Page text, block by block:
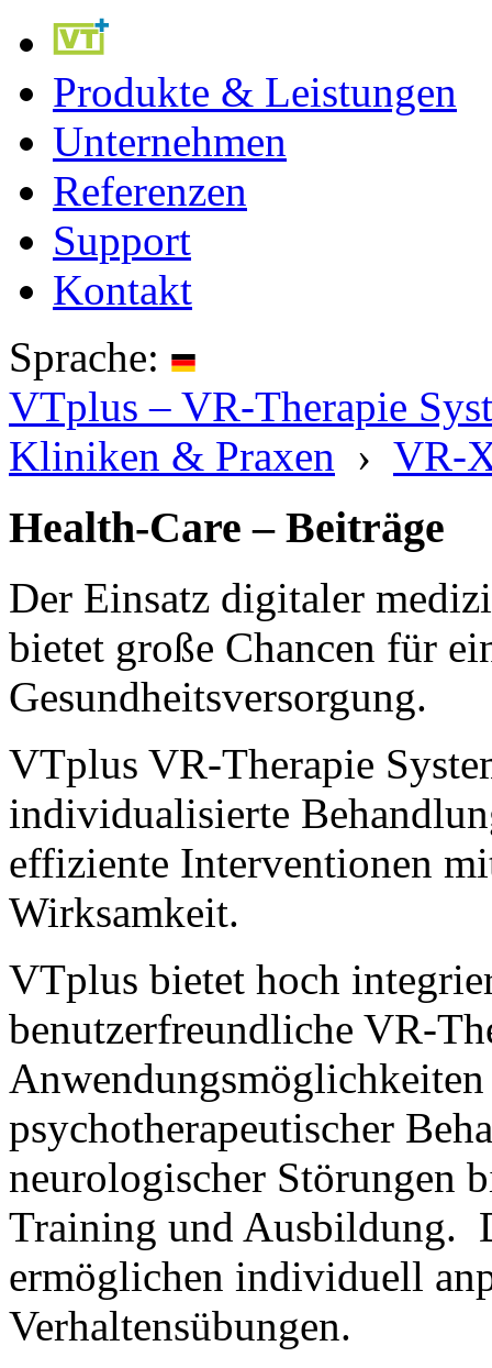
Produkte & Leistungen
Unternehmen
Referenzen
Support
Kontakt
Sprache:
VTplus – VR-Therapie
Kliniken & Praxen › VR-
Health-Care – Beiträge
Der Einsatz digitaler
bietet große Chancen für
Gesundheitsversorgung.
VTplus VR-Therapie
individualisierte
effiziente Interventionen
Wirksamkeit.
VTplus bietet hoch
benutzerfreundliche VR-
psychotherapeutischer
neurologischer Störungen
Training und Ausbildung.
ermöglichen individuell
Verhaltensübungen.